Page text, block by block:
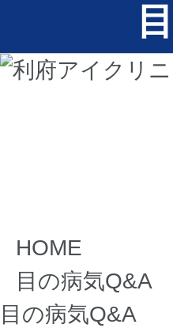
HOME
目の病気Q&A
目の病気Q&A